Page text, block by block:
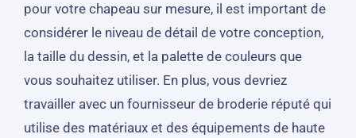
pour votre chapeau sur mesure, il est important de
considérer le niveau de détail de votre conception,
la taille du dessin, et la palette de couleurs que
vous souhaitez utiliser. En plus, vous devriez
travailler avec un fournisseur de broderie réputé qui
utilise des matériaux et des équipements de haute